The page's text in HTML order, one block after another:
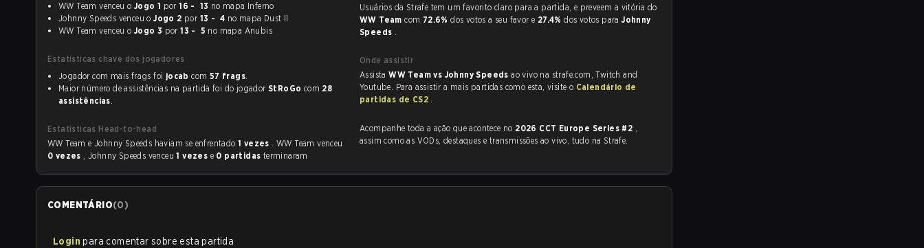
WW Team venceu o Jogo 1 por 16 - 13 no mapa Inferno
Johnny Speeds venceu oJogo 2 por 13 - 4 no mapa Dust II
WW Team venceu o Jogo 3 por 13 - 5 no mapa Anubis
Estatísticas chave dos jogadores
Jogador com mais frags foi jocab com 57 frags.
Maior número de assistências na partida foi do jogador StRoGo com 28
assistências.
Estatísticas Head-to-head
WW Team e Johnny Speeds haviam se enfrentado 1 vezes . WW Team venceu
0 vezes , Johnny Speeds venceu1 vezes e 0 partidas terminaram
Usuários da Strafe tem um favorito claro para a partida, e preveem a vitória do
WW Teamcom 72.6%dos votos a seu favor e 27.4%dos votos paraJohnny
Speeds .
Onde assistir
AssistaWW Team vs Johnny Speedsao vivo na strafe.com, Twitch and
Youtube. Para assistir a mais partidas como esta, visite o Calendário de
partidas de CS2 .
Acompanhe toda a ação que acontece no 2026 CCT Europe Series #2 ,
assim como as VODs, destaques e transmissões ao vivo, tudo na Strafe.
COMENTÁRIO(0)
Login para comentar sobre esta partida